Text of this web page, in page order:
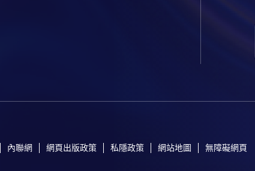
內聯網 網頁出版政策 私隱政策 網站地圖 無障礙網頁